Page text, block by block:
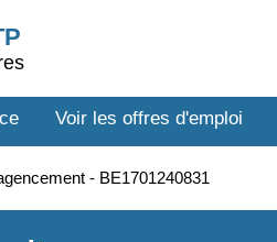
Voir les offres d'emploi
- BE1701240831